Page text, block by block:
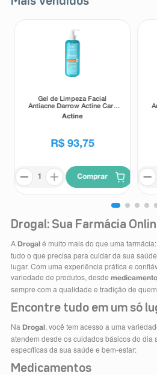
Gel de Limpeza Facial
Antiacne Darrow Actine Care
Alta Tolerância 400g
Actine
R$ 93,75
Comprar
Drogal: Sua Farmácia
A Drogal é muito mais do que uma
tudo o que precisa para cuidar da sua
lugar. Com uma experiência prática e
variedade de produtos, desde
sempre com a qualidade e tradição de
Encontre tudo em um só
Na Drogal , você tem acesso a uma
atendem desde os cuidados básicos do dia
específicas da sua saúde e bem-estar:
Medicamentos